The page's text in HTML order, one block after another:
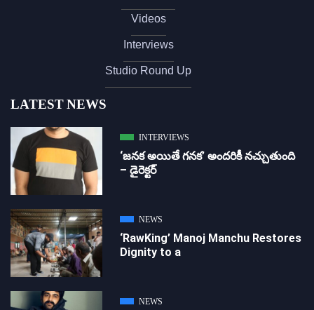
Videos
Interviews
Studio Round Up
LATEST NEWS
INTERVIEWS
‘జ‌న‌క అయితే గ‌న‌క‌’ అందరికీ నచ్చుతుంది
– డైరెక్ట‌ర్
NEWS
‘RawKing’ Manoj Manchu Restores
Dignity to a
NEWS